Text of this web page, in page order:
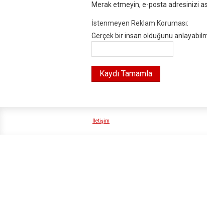
Merak etmeyin, e-posta adresinizi
İstenmeyen Reklam Koruması:
Gerçek bir insan olduğunu
İletişim